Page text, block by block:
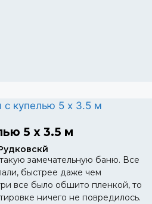
5 х 3.5 м
замечательную баню. Все
быстрее даже чем
все было обшито пленкой, то
ничего не повредилось.